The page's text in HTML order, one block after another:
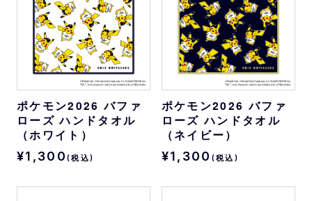
ポケモン2026 バファ
ローズ ハンドタオル
（ホワイト）
¥1,300 (税込)
ポケモン2026 バファ
ローズ ハンドタオル
（ネイビー）
¥1,300 (税込)